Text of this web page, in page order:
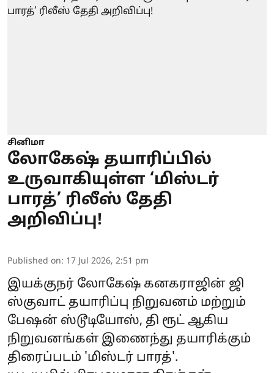
சினிமா
லோகேஷ் தயாரிப்பில்
உருவாகியுள்ள ‘மிஸ்டர்
பாரத்’ ரிலீஸ் தேதி
அறிவிப்பு!
Published on: 17 Jul 2026, 2:51 pm
இயக்குநர் லோகேஷ் கனகராஜின் ஜி
ஸ்குவாட் தயாரிப்பு நிறுவனம் மற்றும்
பேஷன் ஸ்டூடியோஸ், தி ரூட் ஆகிய
நிறுவனங்கள் இணைந்து தயாரிக்கும்
திரைப்படம் 'மிஸ்டர் பாரத்'.